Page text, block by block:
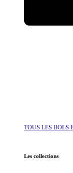
TOUS LES BOLS
Les collections